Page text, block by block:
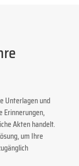
Unterlagen und
Erinnerungen,
Akten handelt.
um Ihre